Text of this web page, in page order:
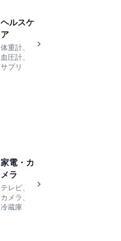
ヘルスケ
ア
体重計、
血圧計、
サプリ
家電・カ
メラ
テレビ、
カメラ、
冷蔵庫